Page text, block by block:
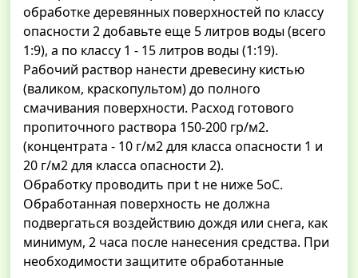
обработке деревянных поверхностей по классу
опасности 2 добавьте еще 5 литров воды (всего
1:9), а по классу 1 - 15 литров воды (1:19).
Рабочий раствор нанести древесину кистью
(валиком, краскопультом) до полного
смачивания поверхности. Расход готового
пропиточного раствора 150-200 гр/м2.
(концентрата - 10 г/м2 для класса опасности 1 и
20 г/м2 для класса опасности 2).
Обработку проводить при t не ниже 5оС.
Обработанная поверхность не должна
подвергаться воздействию дождя или снега, как
минимум, 2 часа после нанесения средства. При
необходимости защитите обработанные